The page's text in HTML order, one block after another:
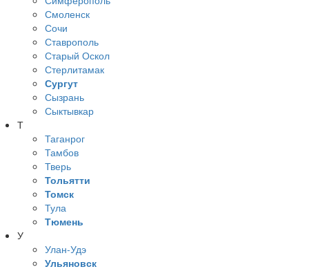
Смоленск
Сочи
Ставрополь
Старый Оскол
Стерлитамак
Сургут
Сызрань
Сыктывкар
Т
Таганрог
Тамбов
Тверь
Тольятти
Томск
Тула
Тюмень
У
Улан-Удэ
Ульяновск